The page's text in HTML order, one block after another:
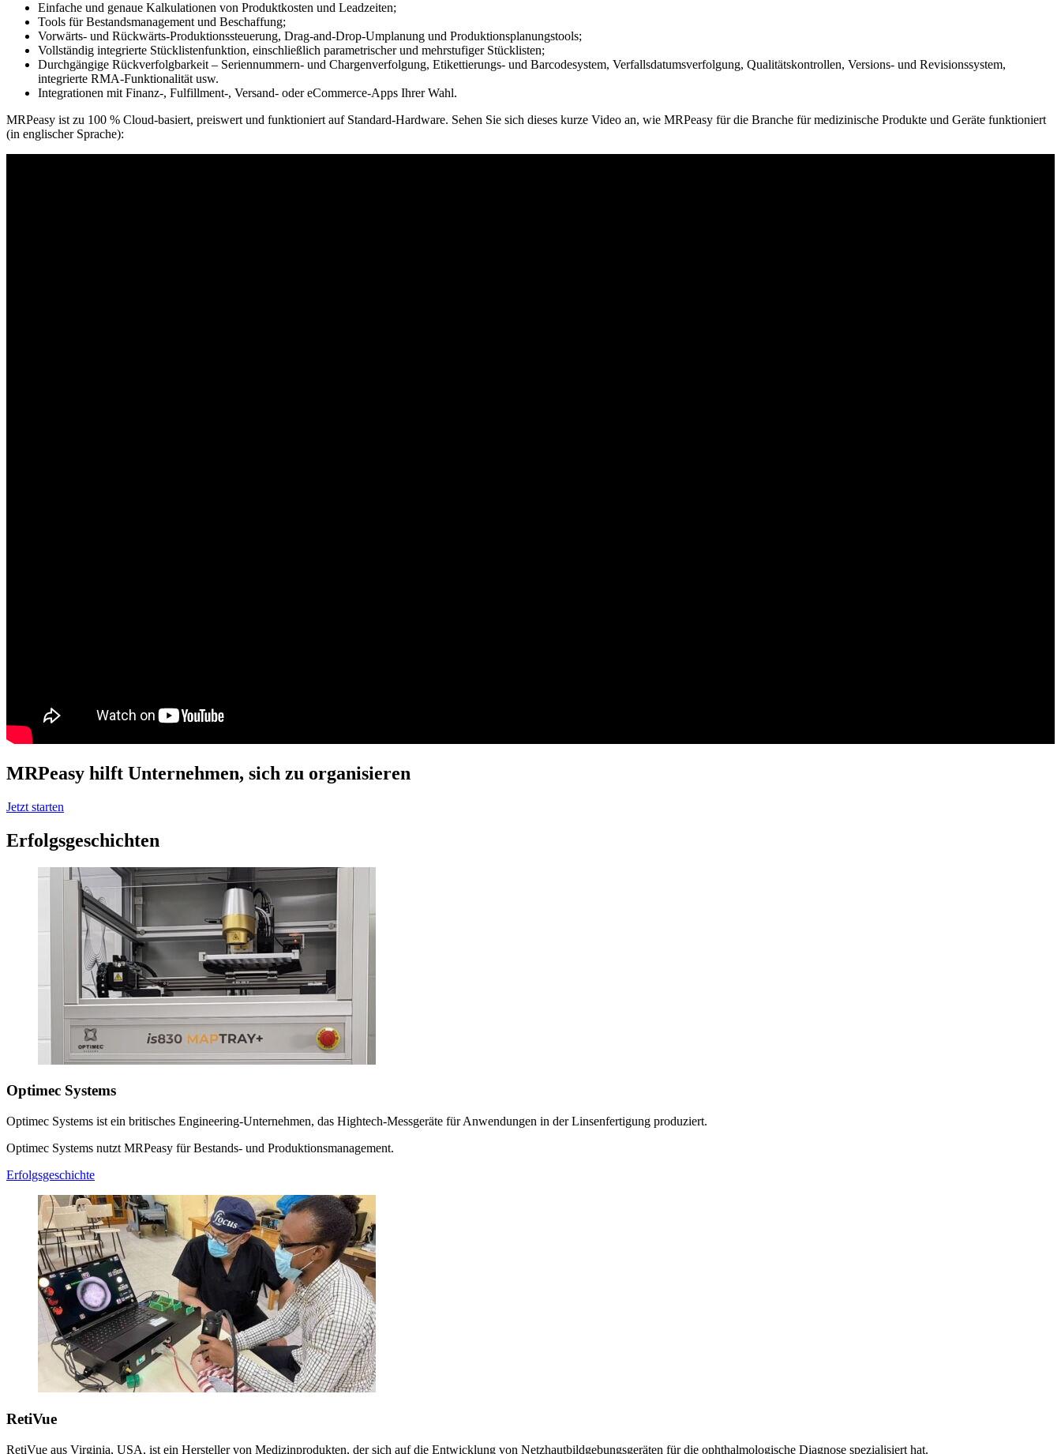
Einfache und genaue Kalkulationen von Produktkosten und Leadzeiten;
Tools für Bestandsmanagement und Beschaffung;
Vorwärts- und Rückwärts-Produktionssteuerung, Drag-and-Drop-Umplanung und Produktionsplanungstools;
Vollständig integrierte Stücklistenfunktion, einschließlich parametrischer und mehrstufiger Stücklisten;
Durchgängige Rückverfolgbarkeit – Seriennummern- und Chargenverfolgung, Etikettierungs- und Barcodesystem, Verfallsdatumsverfolgung, Qualitätskontrollen, Versions- und Revisionssystem,
integrierte RMA-Funktionalität usw.
Integrationen mit Finanz-, Fulfillment-, Versand- oder eCommerce-Apps Ihrer Wahl.
MRPeasy ist zu 100 % Cloud-basiert, preiswert und funktioniert auf Standard-Hardware. Sehen Sie sich dieses kurze Video an, wie MRPeasy für die Branche für medizinische Produkte und Geräte funktioniert
(in englischer Sprache):
MRPeasy hilft Unternehmen, sich zu organisieren
Jetzt starten
Erfolgsgeschichten
Optimec Systems
Optimec Systems ist ein britisches Engineering-Unternehmen, das Hightech-Messgeräte für Anwendungen in der Linsenfertigung produziert.
Optimec Systems nutzt MRPeasy für Bestands- und Produktionsmanagement.
Erfolgsgeschichte
RetiVue
RetiVue aus Virginia, USA, ist ein Hersteller von Medizinprodukten, der sich auf die Entwicklung von Netzhautbildgebungsgeräten für die ophthalmologische Diagnose spezialisiert hat.